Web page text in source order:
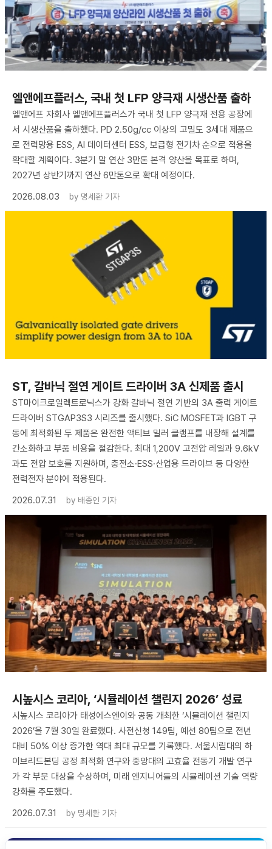
엘앤에프플러스, 국내 첫 LFP 양극재 시생산품 출하
엘앤에프 자회사 엘앤에프플러스가 국내 첫 LFP 양극재 전용 공장에
서 시생산품을 출하했다. PD 2.50g/cc 이상의 고밀도 3세대 제품으
로 전력망용 ESS, AI 데이터센터 ESS, 보급형 전기차 순으로 적용을
확대할 계획이다. 3분기 말 연산 3만톤 본격 양산을 목표로 하며,
2027년 상반기까지 연산 6만톤으로 확대 예정이다.
2026.08.03
by 명세환 기자
ST, 갈바닉 절연 게이트 드라이버 3A 신제품 출시
ST마이크로일렉트로닉스가 강화 갈바닉 절연 기반의 3A 출력 게이트
드라이버 STGAP3S3 시리즈를 출시했다. SiC MOSFET과 IGBT 구
동에 최적화된 두 제품은 완전한 액티브 밀러 클램프를 내장해 설계를
간소화하고 부품 비용을 절감한다. 최대 1,200V 고전압 레일과 9.6kV
과도 전압 보호를 지원하며, 충전소·ESS·산업용 드라이브 등 다양한
전력전자 분야에 적용된다.
2026.07.31
by 배종인 기자
시높시스 코리아, ‘시뮬레이션 챌린지 2026’ 성료
시높시스 코리아가 태성에스엔이와 공동 개최한 ‘시뮬레이션 챌린지
2026’을 7월 30일 완료했다. 사전신청 149팀, 예선 80팀으로 전년
대비 50% 이상 증가한 역대 최대 규모를 기록했다. 서울시립대의 하
이브리드본딩 공정 최적화 연구와 중앙대의 고효율 전동기 개발 연구
가 각 부문 대상을 수상하며, 미래 엔지니어들의 시뮬레이션 기술 역량
강화를 주도했다.
2026.07.31
by 명세환 기자